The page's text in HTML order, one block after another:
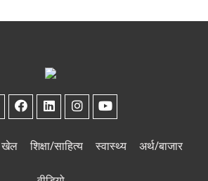
खेल शिक्षा/साहित्य स्वास्थ्य अर्थ/बाजार